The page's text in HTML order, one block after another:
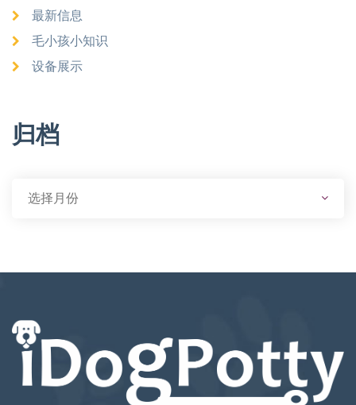
最新信息
毛小孩小知识
设备展示
归档